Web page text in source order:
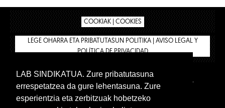
COOKIAK | COOKIES
LEGE OHARRA ETA PRIBATUTASUN POLITIKA | AVISO LEGAL Y
POLÍTICA DE PRIVACIDAD
BIZILAN.EUS
TIENDA
INTRANET 🔑
Euskera Castellano
LAB SINDIKATUA. Zure pribatutasuna
errespetatzea da gure lehentasuna. Zure
esperientzia eta zerbitzuak hobetzeko